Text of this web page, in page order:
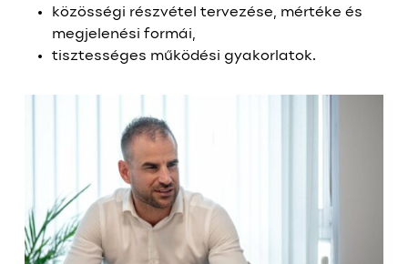
közösségi részvétel tervezése, mértéke és
megjelenési formái,
tisztességes működési gyakorlatok.